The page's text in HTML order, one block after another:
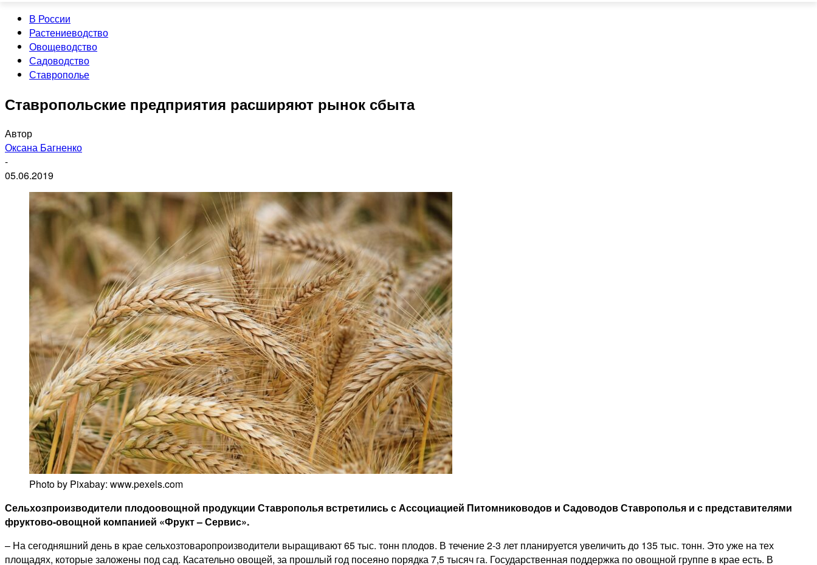
В России
Растениеводство
Овощеводство
Садоводство
Ставрополье
Ставропольские предприятия расширяют рынок сбыта
Автор
Оксана Багненко
-
05.06.2019
Photo by Pixabay: www.pexels.com
Сельхозпроизводители плодоовощной продукции Ставрополья встретились с Ассоциацией Питомниководов и Садоводов Ставрополья и с представителями
фруктово-овощной компанией «Фрукт – Сервис».
– На сегодняшний день в крае сельхозтоваропроизводители выращивают 65 тыс. тонн плодов. В течение 2-3 лет планируется увеличить до 135 тыс. тонн. Это уже на тех
площадях, которые заложены под сад. Касательно овощей, за прошлый год посеяно порядка 7,5 тысяч га. Государственная поддержка по овощной группе в крае есть. В